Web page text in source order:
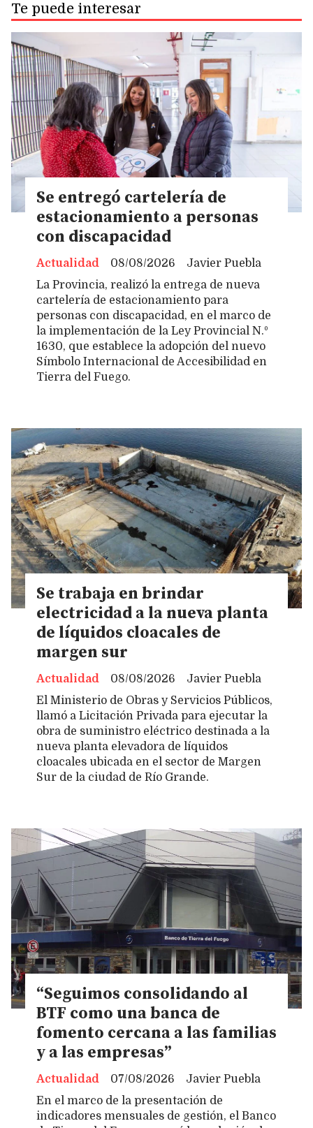
Te puede interesar
Se entregó cartelería de
estacionamiento a personas
con discapacidad
Javier Puebla
Actualidad
08/08/2026
La Provincia, realizó la entrega de nueva
cartelería de estacionamiento para
personas con discapacidad, en el marco de
la implementación de la Ley Provincial N.º
1630, que establece la adopción del nuevo
Símbolo Internacional de Accesibilidad en
Tierra del Fuego.
Se trabaja en brindar
electricidad a la nueva planta
de líquidos cloacales de
margen sur
Javier Puebla
Actualidad
08/08/2026
El Ministerio de Obras y Servicios Públicos,
llamó a Licitación Privada para ejecutar la
obra de suministro eléctrico destinada a la
nueva planta elevadora de líquidos
cloacales ubicada en el sector de Margen
Sur de la ciudad de Río Grande.
“Seguimos consolidando al
BTF como una banca de
fomento cercana a las familias
y a las empresas”
Javier Puebla
Actualidad
07/08/2026
En el marco de la presentación de
indicadores mensuales de gestión, el Banco